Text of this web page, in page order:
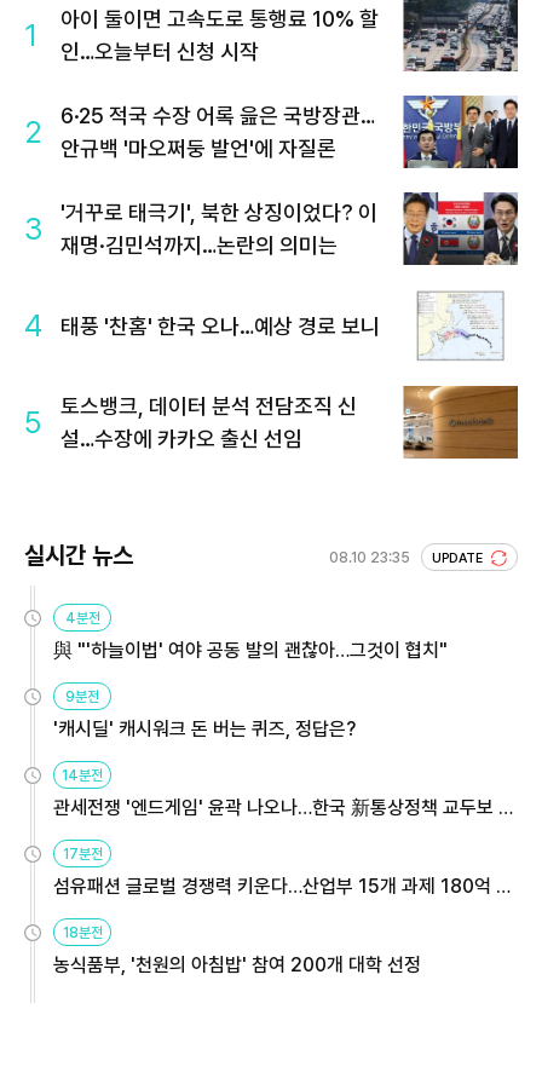
1
아이 둘이면 고속도로 통행료 10% 할
인…오늘부터 신청 시작
2
6·25 적국 수장 어록 읊은 국방장관…
안규백 '마오쩌둥 발언'에 자질론
3
'거꾸로 태극기', 북한 상징이었다? 이
재명·김민석까지…논란의 의미는
4 태풍 '찬홈' 한국 오나…예상 경로 보니
5
토스뱅크, 데이터 분석 전담조직 신
설…수장에 카카오 출신 선임
실시간 뉴스 08.10 23:35 UPDATE
4분전
與 "'하늘이법' 여야 공동 발의 괜찮아…그것이 협치"
9분전
'캐시딜' 캐시워크 돈 버는 퀴즈, 정답은?
14분전
관세전쟁 '엔드게임' 윤곽 나오나…한국 新통상정책 교두보 활
용해야
17분전
섬유패션 글로벌 경쟁력 키운다…산업부 15개 과제 180억 지
원
18분전
농식품부, '천원의 아침밥' 참여 200개 대학 선정